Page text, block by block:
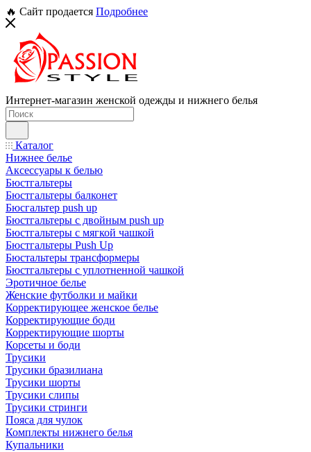
🔥 Сайт продается Подробнее
Интернет-магазин женской одежды и нижнего белья
Каталог
Нижнее белье
Аксессуары к белью
Бюстгальтеры
Бюстгальтеры балконет
Бюсгальтер push up
Бюстгальтеры с двойным push up
Бюстгальтеры с мягкой чашкой
Бюстгальтеры Push Up
Бюстальтеры трансформеры
Бюстгальтеры с уплотненной чашкой
Эротичное белье
Женские футболки и майки
Корректирующее женское белье
Корректирующие боди
Корректирующие шорты
Корсеты и боди
Трусики
Трусики бразилиана
Трусики шорты
Трусики слипы
Трусики стринги
Пояса для чулок
Комплекты нижнего белья
Купальники